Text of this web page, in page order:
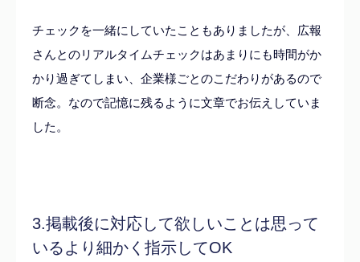
チェックを一緒にしていたこともありましたが、広報
さんとのリアルタイムチェックはあまりにも時間がか
かり過ぎてしまい、企業様ごとのこだわりがあるので
断念。なので記憶に残るように文章でお伝えしていま
した。
3.掲載後に対応して欲しいことは思って
いるより細かく指示してOK